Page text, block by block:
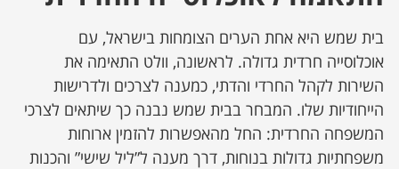
בית שמש היא אחת הערים הצומחות בישראל, עם
אוכלוסייה חרדית גדולה. לראשונה, וולט התאימה את
השירות לקהל החרדי והדתי, כמענה לצרכים ולדרישות
הייחודיות שלו. המבחר בבית שמש נבנה כך שיתאים לצרכי
המשפחה החרדית: החל מהאפשרות להזמין ארוחות
משפחתיות גדולות בנוחות, דרך מענה ל”ליל שישי” והכנות